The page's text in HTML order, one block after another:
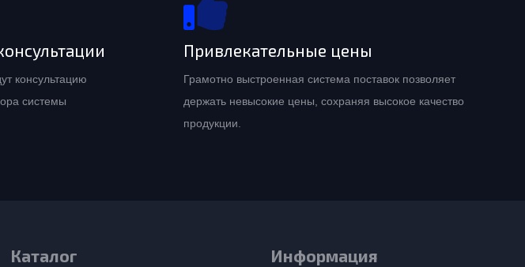
консультацию
системы
Привлекательные цены
Грамотно выстроенная система поставок позволяет
держать невысокие цены, сохраняя высокое качество
продукции.
Каталог Информация